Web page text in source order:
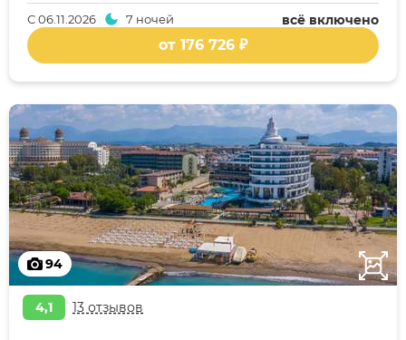
всё включено
С06.11.2026 7 ночей
от 176 726 ₽
94
4,1 13 отзывов